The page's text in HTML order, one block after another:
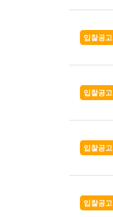
입찰공고
입찰공고
입찰공고
입찰공고